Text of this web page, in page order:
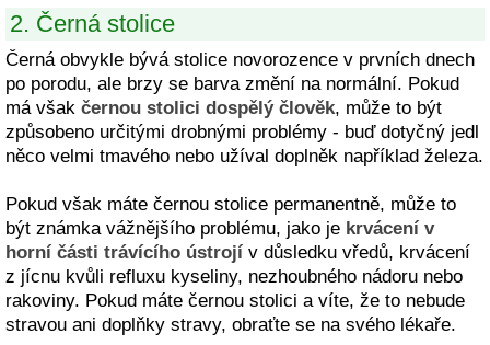
2. Černá stolice
Černá obvykle bývá stolice novorozence v prvních dnech
po porodu, ale brzy se barva změní na normální. Pokud
má však černou stolici dospělý člověk, může to být
způsobeno určitými drobnými problémy - buď dotyčný jedl
něco velmi tmavého nebo užíval doplněk například železa.
Pokud však máte černou stolice permanentně, může to
být známka vážnějšího problému, jako je krvácení v
horní části trávícího ústrojí v důsledku vředů, krvácení
z jícnu kvůli refluxu kyseliny, nezhoubného nádoru nebo
rakoviny. Pokud máte černou stolici a víte, že to nebude
stravou ani doplňky stravy, obraťte se na svého lékaře.